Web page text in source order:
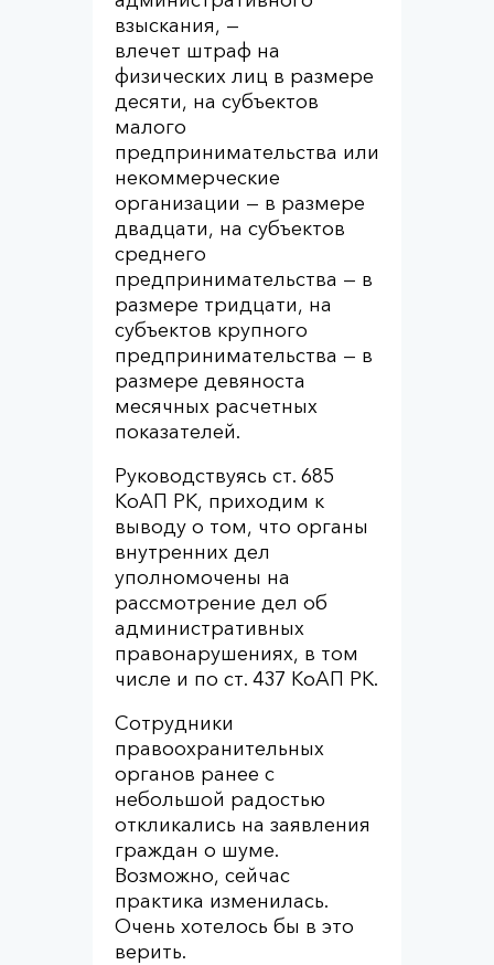
взыскания, —
влечет штраф на
физических лиц в размере
десяти, на субъектов
малого
предпринимательства или
некоммерческие
организации — в размере
двадцати, на субъектов
среднего
предпринимательства — в
размере тридцати, на
субъектов крупного
предпринимательства — в
размере девяноста
месячных расчетных
показателей.
Руководствуясь ст. 685
КоАП РК, приходим к
выводу о том, что органы
внутренних дел
уполномочены на
рассмотрение дел об
административных
правонарушениях, в том
числе и по ст. 437 КоАП РК.
Сотрудники
правоохранительных
органов ранее с
небольшой радостью
откликались на заявления
граждан о шуме.
Возможно, сейчас
практика изменилась.
Очень хотелось бы в это
верить.